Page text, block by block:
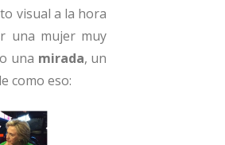
visual a la hora
una mujer muy
una mirada, un
como eso: